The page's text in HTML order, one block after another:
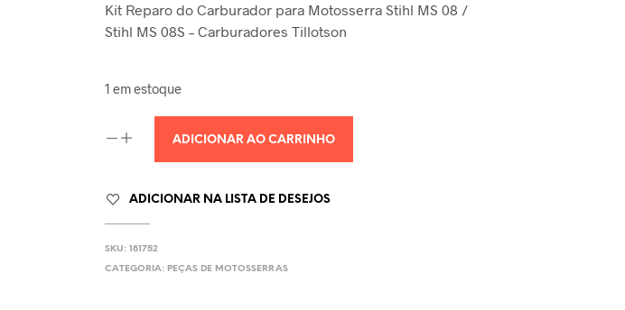
Kit Reparo do Carburador para Motosserra Stihl MS 08 /
Stihl MS 08S – Carburadores Tillotson
1 em estoque
ADICIONAR AO CARRINHO
ADICIONAR NA LISTA DE DESEJOS
SKU:181752
CATEGORIA: PEÇAS DE MOTOSSERRAS